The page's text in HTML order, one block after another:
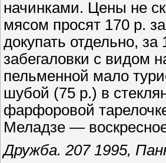
начинками. Цены не
мясом просят 170 р.
докупать отдельно,
забегаловки с видом
пельменной мало
шубой (75 р.) в
фарфоровой
Меладзе —
Дружба. 207 1995,